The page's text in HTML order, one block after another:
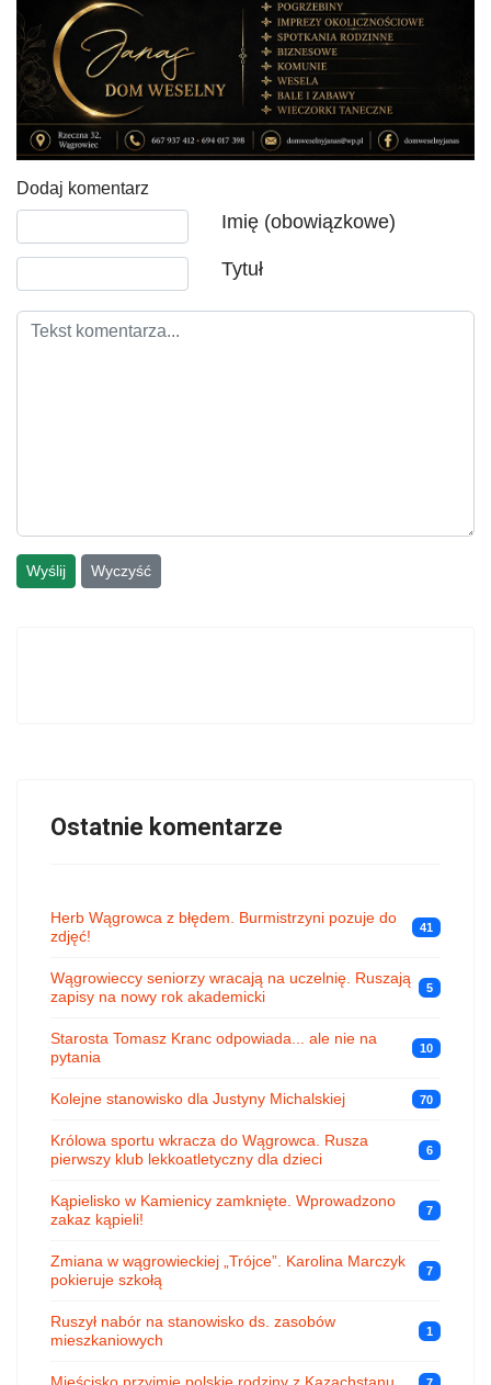
Dodaj komentarz
Imię (obowiązkowe)
Tytuł
Wyślij Wyczyść
Ostatnie komentarze
Herb Wągrowca z błędem. Burmistrzyni pozuje do
zdjęć!
41
Wągrowieccy seniorzy wracają na uczelnię. Ruszają
zapisy na nowy rok akademicki
5
Starosta Tomasz Kranc odpowiada... ale nie na
pytania
10
Kolejne stanowisko dla Justyny Michalskiej 70
Królowa sportu wkracza do Wągrowca. Rusza
pierwszy klub lekkoatletyczny dla dzieci
6
Kąpielisko w Kamienicy zamknięte. Wprowadzono
zakaz kąpieli!
7
Zmiana w wągrowieckiej „Trójce”. Karolina Marczyk
pokieruje szkołą
7
Ruszył nabór na stanowisko ds. zasobów
mieszkaniowych
1